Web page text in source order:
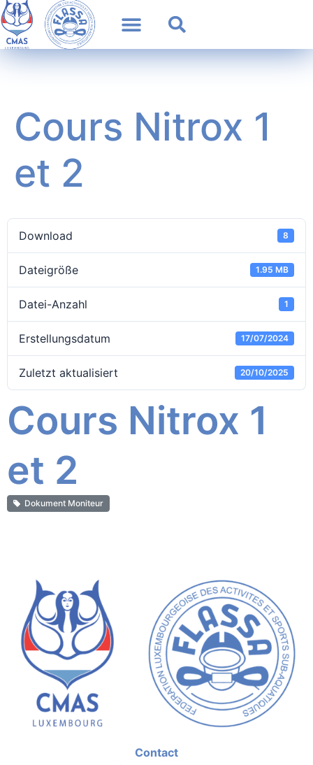
Cours Nitrox 1
et 2
Download 8
Dateigröße 1.95 MB
Datei-Anzahl 1
Erstellungsdatum 17/07/2024
Zuletzt aktualisiert 20/10/2025
Cours Nitrox 1
et 2
Dokument Moniteur
Contact